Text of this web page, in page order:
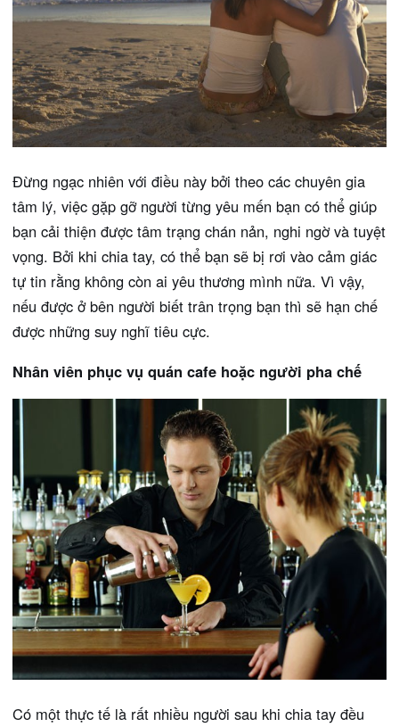
Đừng ngạc nhiên với điều này bởi theo các chuyên gia
tâm lý, việc gặp gỡ người từng yêu mến bạn có thể giúp
bạn cải thiện được tâm trạng chán nản, nghi ngờ và tuyệt
vọng. Bởi khi chia tay, có thể bạn sẽ bị rơi vào cảm giác
tự tin rằng không còn ai yêu thương mình nữa. Vì vậy,
nếu được ở bên người biết trân trọng bạn thì sẽ hạn chế
được những suy nghĩ tiêu cực.
Nhân viên phục vụ quán cafe hoặc người pha chế
Có một thực tế là rất nhiều người sau khi chia tay đều